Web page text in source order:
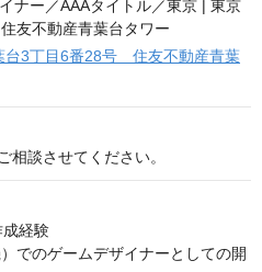
台3丁目6番28号 住友不動産青葉
相談させてください。
成経験
でのゲームデザイナーとしての開